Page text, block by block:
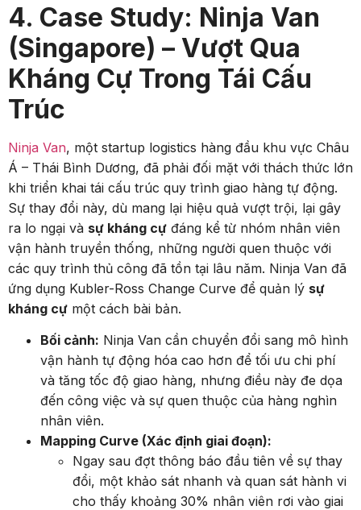
4. Case Study: Ninja Van
(Singapore) – Vượt Qua
Kháng Cự Trong Tái Cấu
Trúc
Ninja Van, một startup logistics hàng đầu khu vực Châu
Á – Thái Bình Dương, đã phải đối mặt với thách thức lớn
khi triển khai tái cấu trúc quy trình giao hàng tự động.
Sự thay đổi này, dù mang lại hiệu quả vượt trội, lại gây
ra lo ngại và sự kháng cự đáng kể từ nhóm nhân viên
vận hành truyền thống, những người quen thuộc với
các quy trình thủ công đã tồn tại lâu năm. Ninja Van đã
ứng dụng Kubler-Ross Change Curve để quản lý sự
kháng cự một cách bài bản.
Bối cảnh: Ninja Van cần chuyển đổi sang mô hình
vận hành tự động hóa cao hơn để tối ưu chi phí
và tăng tốc độ giao hàng, nhưng điều này đe dọa
đến công việc và sự quen thuộc của hàng nghìn
nhân viên.
Mapping Curve (Xác định giai đoạn):
Ngay sau đợt thông báo đầu tiên về sự thay
đổi, một khảo sát nhanh và quan sát hành vi
cho thấy khoảng 30% nhân viên rơi vào giai